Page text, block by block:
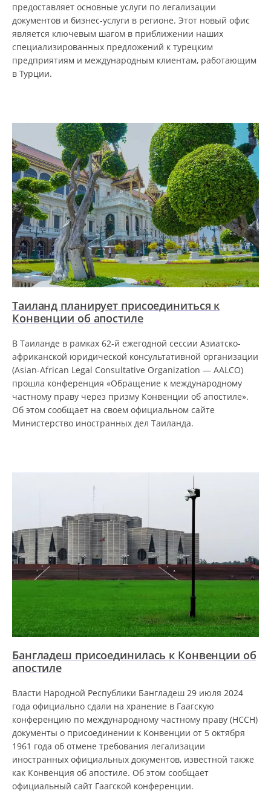
предоставляет основные услуги по легализации
документов и бизнес-услуги в регионе. Этот новый офис
является ключевым шагом в приближении наших
специализированных предложений к турецким
предприятиям и международным клиентам, работающим
в Турции.
Таиланд планирует присоединиться к
Конвенции об апостиле
В Таиланде в рамках 62-й ежегодной сессии Азиатско-
африканской юридической консультативной организации
(Asian-African Legal Consultative Organization — AALCO)
прошла конференция «Обращение к международному
частному праву через призму Конвенции об апостиле».
Об этом сообщает на своем официальном сайте
Министерство иностранных дел Таиланда.
Бангладеш присоединилась к Конвенции об
апостиле
Власти Народной Республики Бангладеш 29 июля 2024
года официально сдали на хранение в Гаагскую
конференцию по международному частному праву (HCCH)
документы о присоединении к Конвенции от 5 октября
1961 года об отмене требования легализации
иностранных официальных документов, известной также
как Конвенция об апостиле. Об этом сообщает
официальный сайт Гаагской конференции.